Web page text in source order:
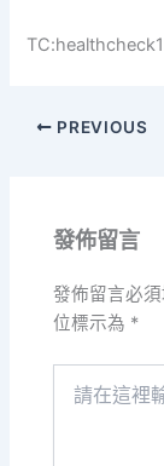
PREVIOUS
發佈留言
發佈留言必
位標示為 *